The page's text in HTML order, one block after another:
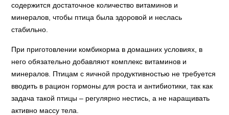
содержится достаточное количество витаминов и
минералов, чтобы птица была здоровой и неслась
стабильно.
При приготовлении комбикорма в домашних условиях, в
него обязательно добавляют комплекс витаминов и
минералов. Птицам с яичной продуктивностью не требуется
вводить в рацион гормоны для роста и антибиотики, так как
задача такой птицы – регулярно нестись, а не наращивать
активно массу тела.